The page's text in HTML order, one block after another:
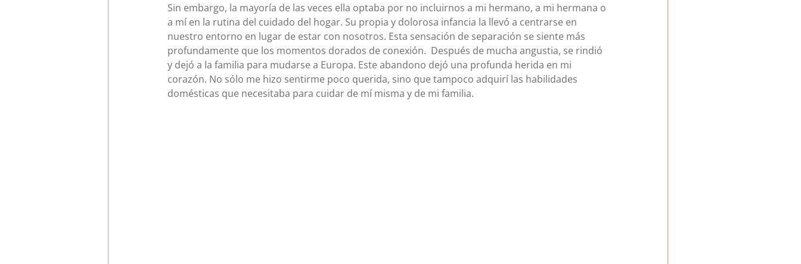
Sin embargo, la mayoría de las veces ella optaba por no incluirnos a mi hermano, a mi hermana o
a mí en la rutina del cuidado del hogar. Su propia y dolorosa infancia la llevó a centrarse en
nuestro entorno en lugar de estar con nosotros. Esta sensación de separación se siente más
profundamente que los momentos dorados de conexión.  Después de mucha angustia, se rindió
y dejó a la familia para mudarse a Europa. Este abandono dejó una profunda herida en mi
corazón. No sólo me hizo sentirme poco querida, sino que tampoco adquirí las habilidades
domésticas que necesitaba para cuidar de mí misma y de mi familia.